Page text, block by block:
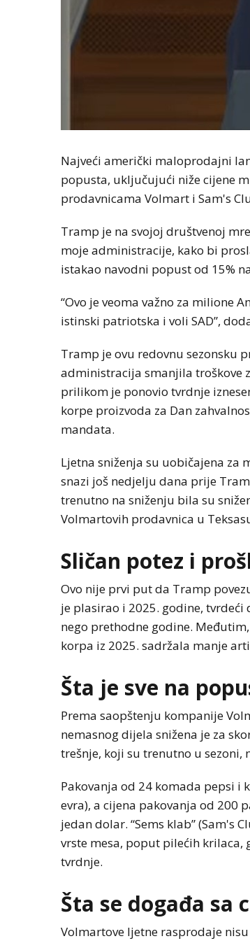
Najveći američki maloprodajni
popusta, uključujući niže cijene
prodavnicama Volmart i Sam's
Tramp je na svojoj društvenoj
moje administracije, kako bi
istakao navodni popust od 15%
“Ovo je veoma važno za milione
istinski patriotska i voli SAD”,
Tramp je ovu redovnu sezonsku
administracija smanjila troškove
prilikom je ponovio tvrdnje
korpe proizvoda za Dan
mandata.
Ljetna sniženja su uobičajena
snazi još nedjelju dana prije
trenutno na sniženju bila su
Volmartovih prodavnica u
Sličan potez i
Ovo nije prvi put da Tramp
je plasirao i 2025. godine,
nego prethodne godine.
korpa iz 2025. sadržala manje
Šta je sve na
Prema saopštenju kompanije
nemasnog dijela snižena je za
trešnje, koji su trenutno u sezoni,
Pakovanja od 24 komada pepsi i
evra), a cijena pakovanja od 200
jedan dolar. “Sems klab”
vrste mesa, poput pilećih
tvrdnje.
Šta se događa sa
Volmartove ljetne rasprodaje